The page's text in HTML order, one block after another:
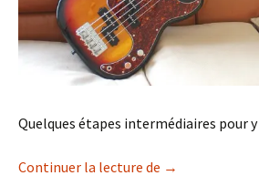
Quelques étapes intermédiaires pour
Continuer la lecture de Double P Bass
→